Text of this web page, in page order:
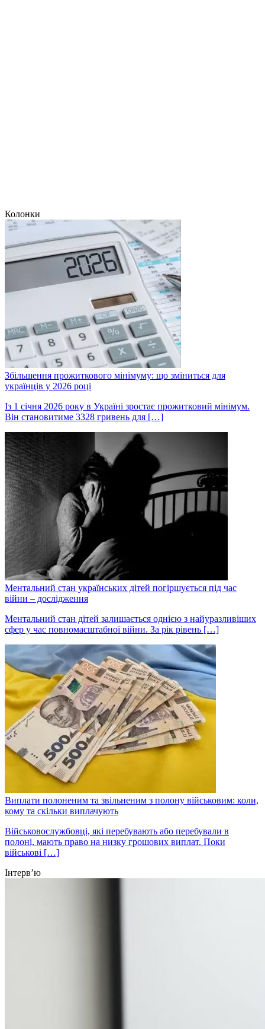
Колонки
Збільшення прожиткового мінімуму: що зміниться для
українців у 2026 році
Із 1 січня 2026 року в Україні зростає прожитковий мінімум.
Він становитиме 3328 гривень для […]
Ментальний стан українських дітей погіршується під час
війни – дослідження
Ментальний стан дітей залишається однією з найуразливіших
сфер у час повномасштабної війни. За рік рівень […]
Виплати полоненим та звільненим з полону військовим: коли,
кому та скільки виплачують
Військовослужбовці, які перебувають або перебували в
полоні, мають право на низку грошових виплат. Поки
військові […]
Інтерв’ю